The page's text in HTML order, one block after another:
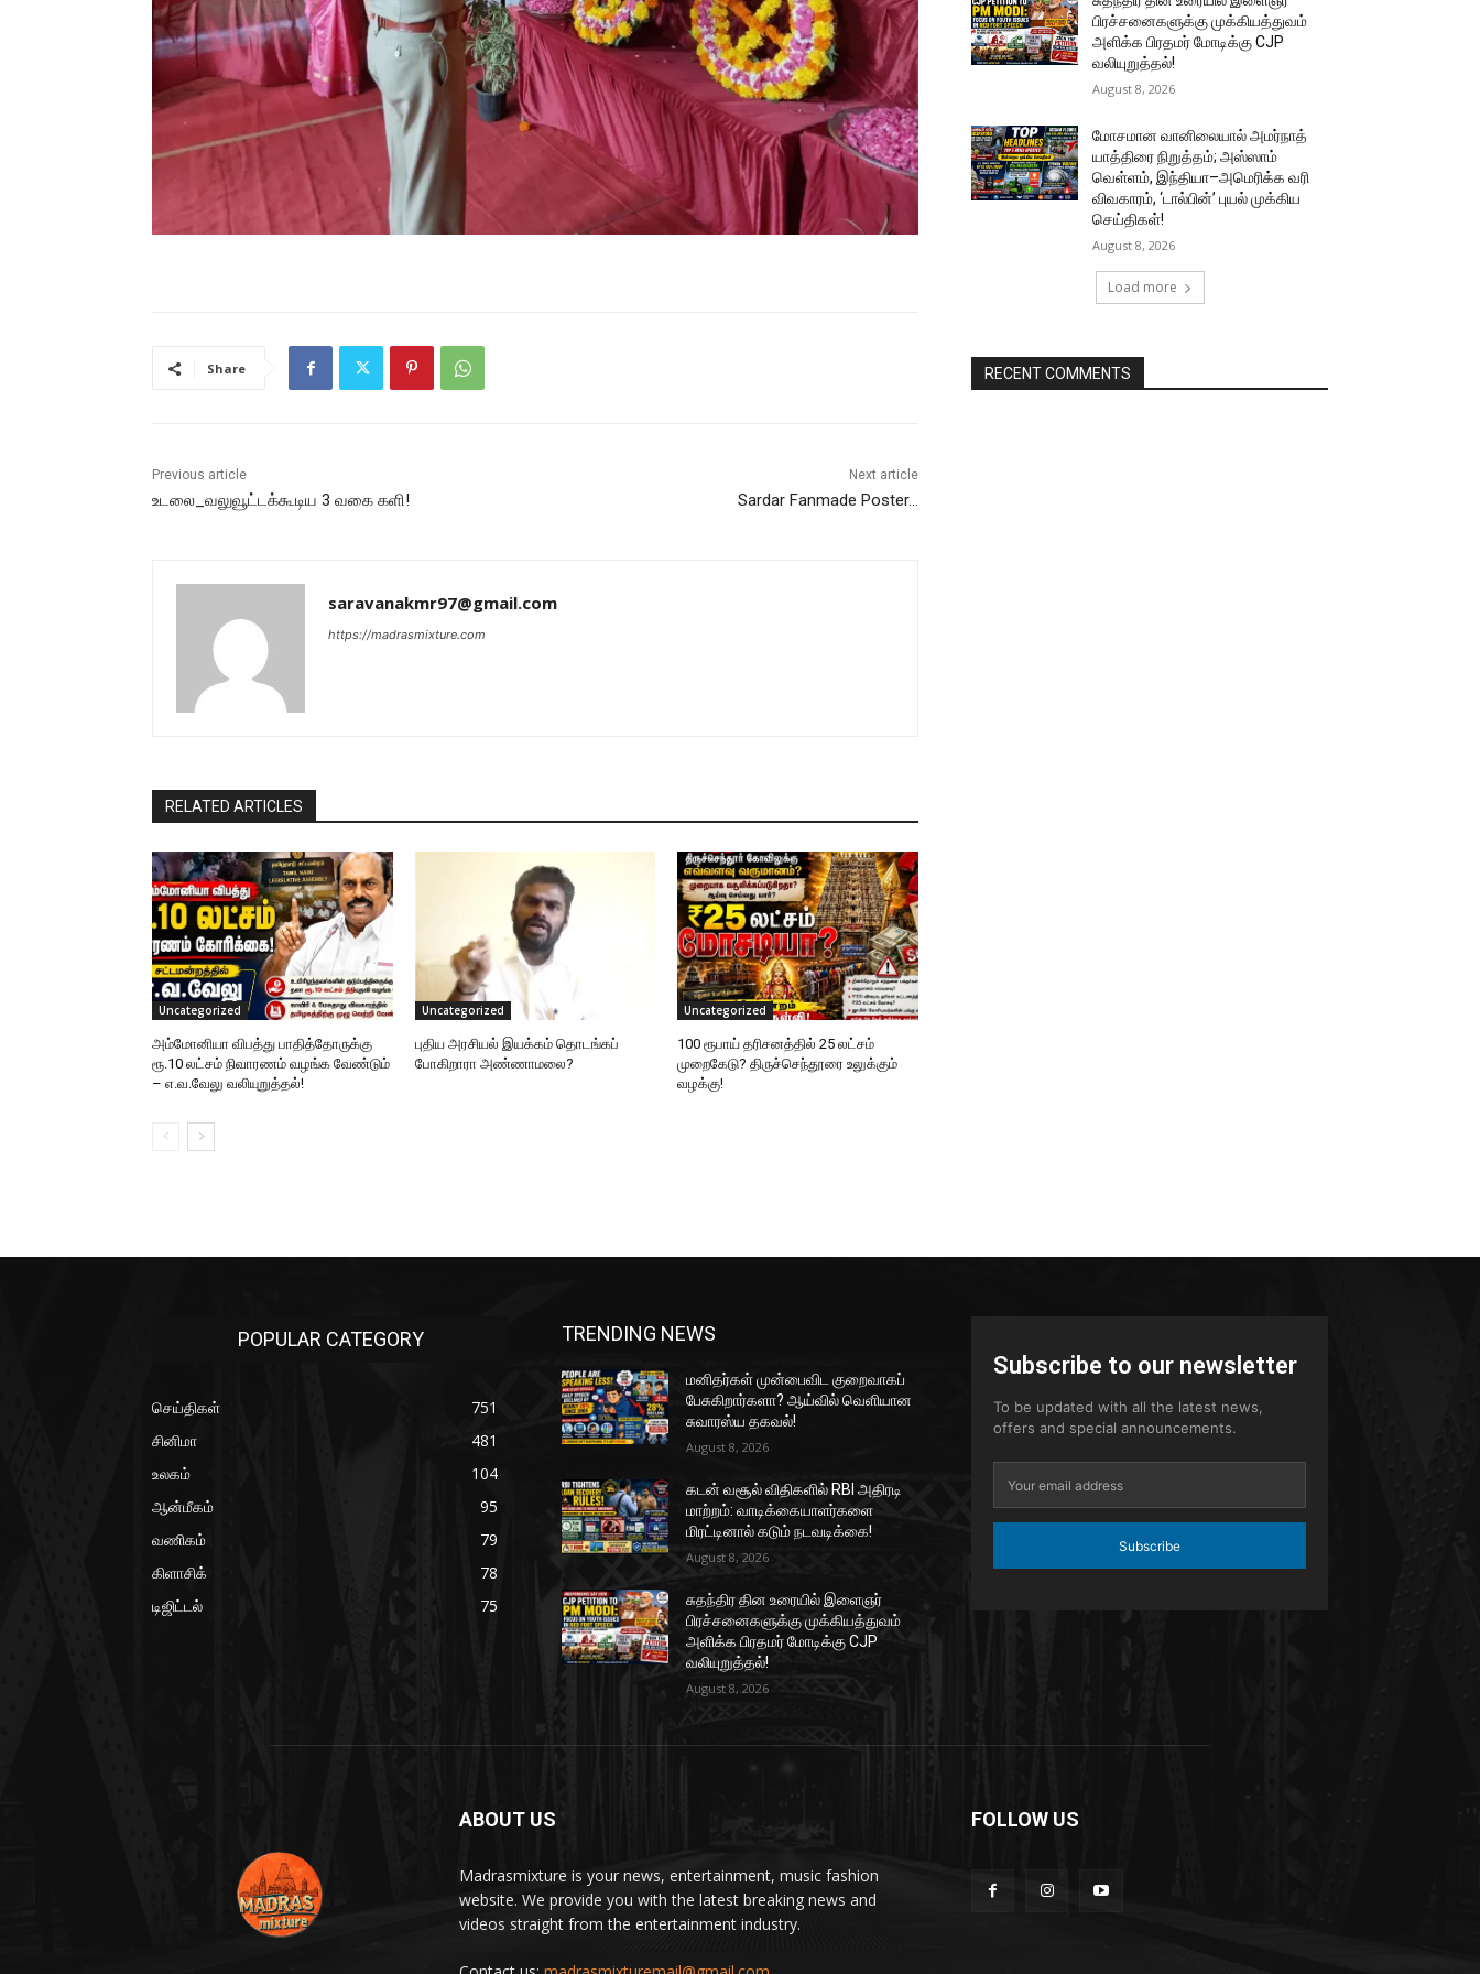
Share
Previous article
உடலை_வலுவூட்டக்கூடிய 3 வகை களி!
Next article
Sardar Fanmade Poster…
saravanakmr97@gmail.com
https://madrasmixture.com
RELATED ARTICLES
Uncategorized
அம்மோனியா விபத்து பாதித்தோருக்கு
ரூ.10 லட்சம் நிவாரணம் வழங்க வேண்டும்
– எ.வ.வேலு வலியுறுத்தல்!
Uncategorized
புதிய அரசியல் இயக்கம் தொடங்கப்
போகிறாரா அண்ணாமலை?
Uncategorized
100 ரூபாய் தரிசனத்தில் 25 லட்சம்
முறைகேடு? திருச்செந்தூரை உலுக்கும்
வழக்கு!
பிரச்சனைகளுக்கு முக்கியத்துவம்
அளிக்க பிரதமர் மோடிக்கு CJP
வலியுறுத்தல்!
August 8, 2026
மோசமான வானிலையால் அமர்நாத்
யாத்திரை நிறுத்தம்; அஸ்ஸாம்
வெள்ளம், இந்தியா–அமெரிக்க வரி
விவகாரம், ‘டால்பின்’ புயல் முக்கிய
செய்திகள்!
August 8, 2026
Load more
RECENT COMMENTS
POPULAR CATEGORY
செய்திகள்
751
சினிமா
481
உலகம்
104
ஆன்மீகம்
95
வணிகம்
79
கிளாசிக்
78
டிஜிட்டல்
75
TRENDING NEWS
மனிதர்கள் முன்பைவிட குறைவாகப்
பேசுகிறார்களா? ஆய்வில் வெளியான
சுவாரஸ்ய தகவல்!
August 8, 2026
கடன் வசூல் விதிகளில் RBI அதிரடி
மாற்றம்: வாடிக்கையாளர்களை
மிரட்டினால் கடும் நடவடிக்கை!
August 8, 2026
சுதந்திர தின உரையில் இளைஞர்
பிரச்சனைகளுக்கு முக்கியத்துவம்
அளிக்க பிரதமர் மோடிக்கு CJP
வலியுறுத்தல்!
August 8, 2026
Subscribe to our newsletter
To be updated with all the latest news,
offers and special announcements.
Subscribe
ABOUT US
Madrasmixture is your news, entertainment, music fashion
website. We provide you with the latest breaking news and
videos straight from the entertainment industry.
FOLLOW US